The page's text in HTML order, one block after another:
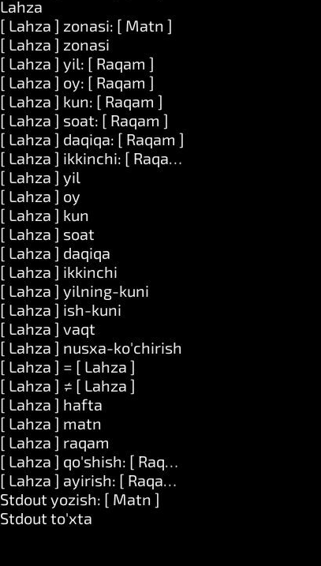
boshlab: [ Raqam ]
] uzunligi: [ Raqam ] bilan: [ Qator ]
[ Ob'ekt ]
[ Ob'ekt ]
Lahza
[ Lahza ] zonasi: [ Matn ]
[ Lahza ] zonasi
[ Lahza ] yil: [ Raqam ]
[ Lahza ] oy: [ Raqam ]
[ Lahza ] kun: [ Raqam ]
[ Lahza ] soat: [ Raqam ]
[ Lahza ] daqiqa: [ Raqam ]
[ Lahza ] ikkinchi: [ Raqam ]
[ Lahza ] yil
[ Lahza ] oy
[ Lahza ] kun
[ Lahza ] soat
[ Lahza ] daqiqa
[ Lahza ] ikkinchi
[ Lahza ] yilning-kuni
[ Lahza ] ish-kuni
[ Lahza ] vaqt
[ Lahza ] nusxa-ko'chirish
[ Lahza ] = [ Lahza ]
[ Lahza ] ≠ [ Lahza ]
[ Lahza ] hafta
[ Lahza ] matn
[ Lahza ] raqam
[ Lahza ] qo'shish: [ Raqam ]
[ Lahza ] ayirish: [ Raqam ]
Stdout yozish: [ Matn ]
Stdout to'xta